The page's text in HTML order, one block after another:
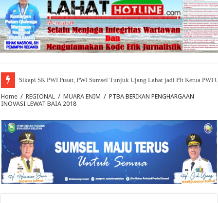
Sikapi SK PWI Pusat, PWI Sumsel Tunjuk Ujang Lahat jadi Plt Ketua PWI
Home / REGIONAL / MUARA ENIM / PTBA BERIKAN PENGHARGAAN
INOVASI LEWAT BAIA 2018